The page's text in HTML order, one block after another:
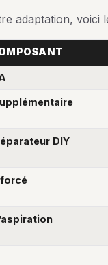
adaptation, voici
DIY